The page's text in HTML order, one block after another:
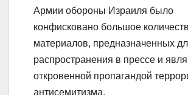
Армии обороны Израиля было
конфисковано большое
материалов, предназначенных
распространения в прессе и
откровенной пропагандой
антисемитизма.